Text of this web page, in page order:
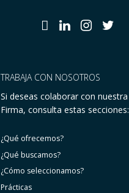
TRABAJA CON NOSOTROS
Si deseas colaborar con nuestra
Firma, consulta estas secciones:
¿Qué ofrecemos?
¿Qué buscamos?
¿Cómo seleccionamos?
Prácticas